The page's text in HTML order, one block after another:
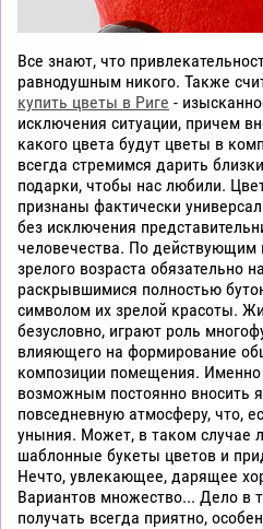
Все знают, что
равнодушным никого. Также
купить цветы в Риге -
исключения ситуации, причем
какого цвета будут цветы в
всегда стремимся дарить
подарки, чтобы нас любили.
признаны фактически
без исключения
человечества. По
зрелого возраста обязательно
раскрывшимися полностью
символом их зрелой красоты.
безусловно, играют роль
влияющего на формирование
композиции помещения.
возможным постоянно вносить
повседневную атмосферу, что,
уныния. Может, в таком случае
шаблонные букеты цветов и
Нечто, увлекающее, дарящее
Вариантов множество... Дело в
получать всегда приятно,